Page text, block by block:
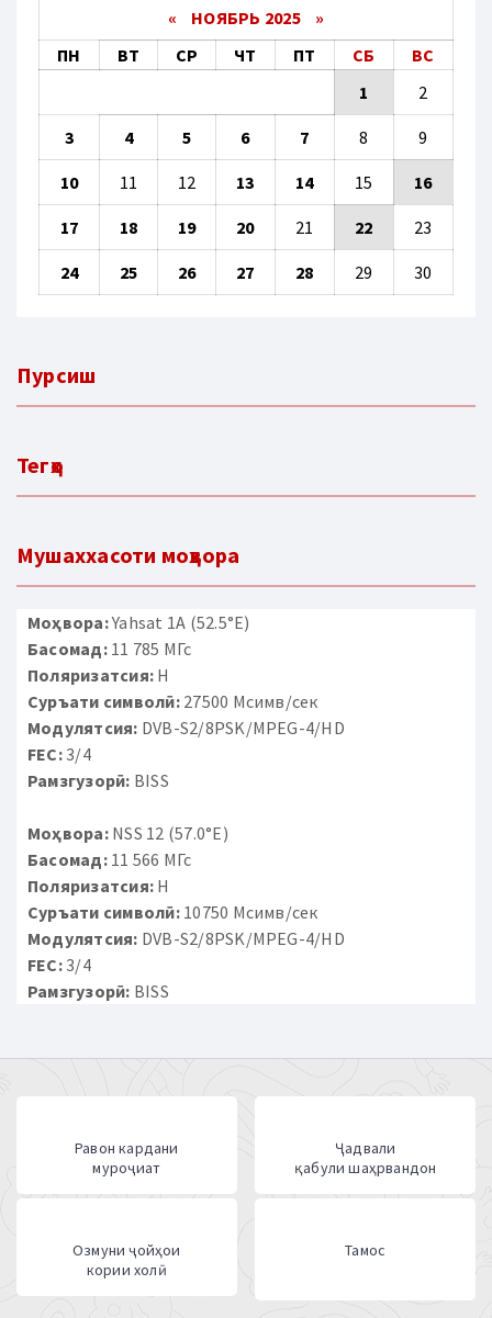
« НОЯБРЬ 2025 »
ПН
ВТ СР ЧТ ПТ СБ
ВС
1
2
3 4 5 6 7 8 9
10 11 12 13 14 15 16
17 18 19 20 21 22 23
24 25 26 27 28 29 30
Пурсиш
Тегҳо
Мушаххасоти моҳвора
Моҳвора:Yahsat 1A (52.5°E)
Басомад:11 785 МГс
Поляризатсия: H
Суръати символӣ:27500 Мсимв/сек
Модулятсия: DVB-S2/8PSK/MPEG-4/HD
FEC:3/4
Рамзгузорӣ: BISS
Моҳвора:NSS 12 (57.0°E)
Басомад:11 566 МГс
Поляризатсия: H
Суръати символӣ:10750 Мсимв/сек
Модулятсия: DVB-S2/8PSK/MPEG-4/HD
FEC:3/4
Рамзгузорӣ: BISS
Равон кардани
муроҷиат
Ҷадвали
қабули шаҳрвандон
Озмуни ҷойҳои
кории холӣ
Тамос